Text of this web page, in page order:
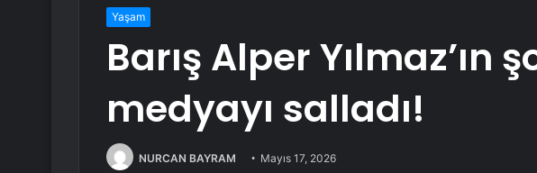
Yaşam
Barış Alper Yılmaz’ın
medyayı salladı!
NURCAN BAYRAM Mayıs 17, 2026